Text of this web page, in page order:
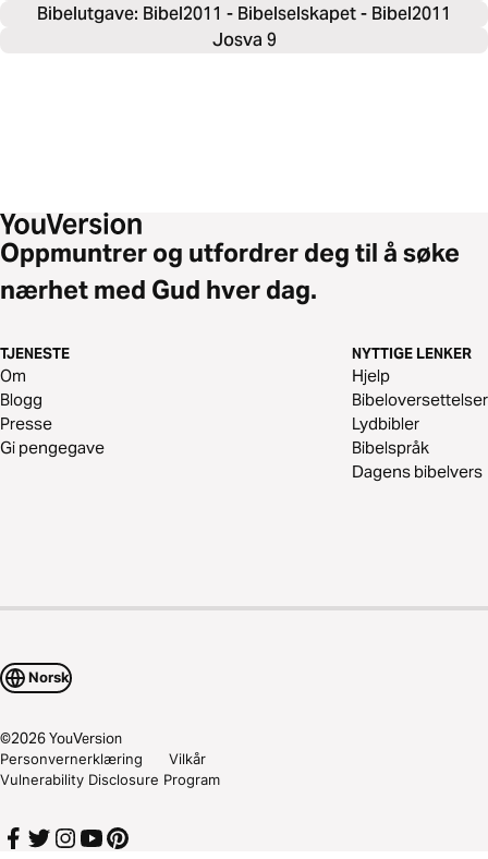
Bibelutgave: Bibel2011 - Bibelselskapet - Bibel2011
Josva 9
Oppmuntrer og utfordrer deg til å søke
nærhet med Gud hver dag.
TJENESTE
Om
Blogg
Presse
Gi pengegave
NYTTIGE LENKER
Hjelp
Bibeloversettelser
Lydbibler
Bibelspråk
Dagens bibelvers
Norsk
©2026YouVersion
Personvernerklæring
Vilkår
Vulnerability Disclosure Program